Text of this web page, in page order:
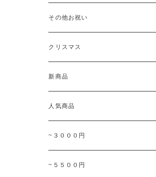
その他お祝い
クリスマス
新商品
人気商品
~３０００円
~５５００円